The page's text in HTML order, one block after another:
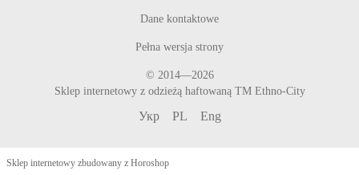
Dane kontaktowe
Pełna wersja strony
© 2014—2026
Sklep internetowy z odzieżą haftowaną TM Ethno-City
Укр PL Eng
Sklep internetowy zbudowany z Horoshop